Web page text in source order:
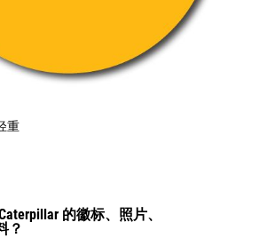
重
的徽标、照片、
？